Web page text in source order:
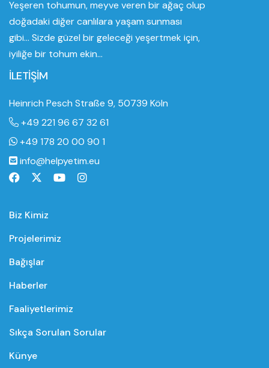
Yeşeren tohumun, meyve veren bir ağaç olup
doğadaki diğer canlılara yaşam sunması
gibi... Sizde güzel bir geleceği yeşertmek için,
iyiliğe bir tohum ekin...
İLETİŞİM
Heinrich Pesch Straße 9, 50739 Köln
+49 221 96 67 32 61
+49 178 20 00 90 1
info@helpyetim.eu
Biz Kimiz
Projelerimiz
Bağışlar
Haberler
Faaliyetlerimiz
Sıkça Sorulan Sorular
Künye